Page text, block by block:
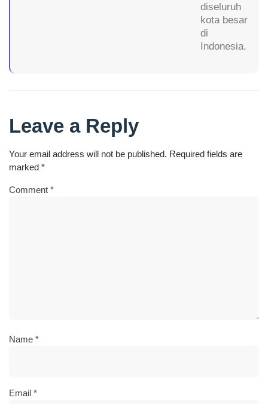
diseluruh
kota besar
di
Indonesia.
Leave a Reply
Your email address will not be published. Required fields are
marked *
Comment *
Name *
Email *